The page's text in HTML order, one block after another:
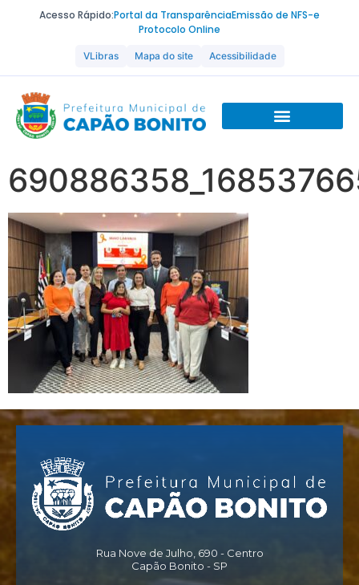
Acesso Rápido:Portal da TransparênciaEmissão de NFS-e
Protocolo Online
VLibras Mapa do site Acessibilidade
Rua Nove de Julho, 690 - Centro
Capão Bonito - SP